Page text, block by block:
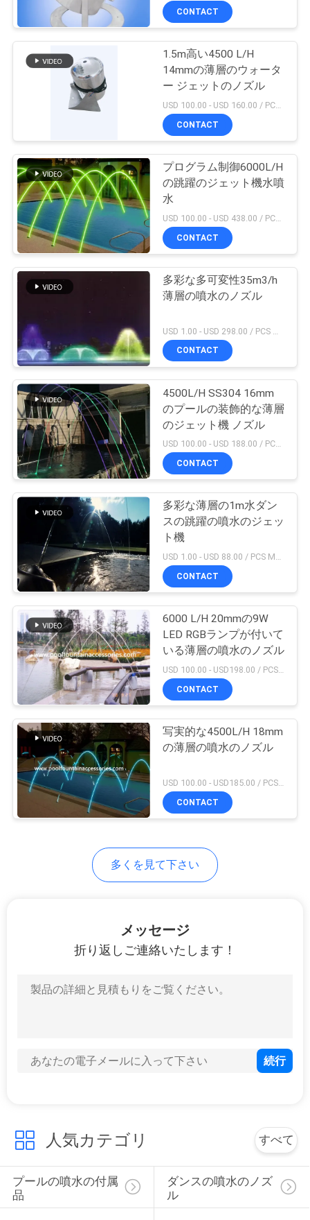
理
に
連
絡
し
な
さ
引
用
を
求
し
い
NEWS
図
PRIVACY
POLICY
音楽的な噴水のプロ
ジェクト
18
ステンレス鋼の滝
のジェット機
20
ステンレス鋼のプ
ールの梯子
19
商業プールの砂フ
ィルター
防水水中LEDライト
商業プールの付属品
プールの競争装置の
付属品
ングのキット
11
CONTACT
1.5m高い4500 L/H
14mmの薄層のウォータ
ー ジェットのノズル
CONTACT
プログラム制御6000L/H
の跳躍のジェット機水噴
水
CONTACT
多彩な多可変性35m3/h
薄層の噴水のノズル
CONTACT
4500L/H SS304 16mm
のプールの装飾的な薄層
のジェット機 ノズル
USD 100.00 - USD 188.00 / PCS MOQ:1 PCS
CONTACT
多彩な薄層の1m水ダン
スの跳躍の噴水のジェッ
ト機
USD 1.00 - USD 88.00 / PCS MOQ:1 PCS
CONTACT
6000 L/H 20mmの9W
LED RGBランプが付いて
いる薄層の噴水のノズル
CONTACT
写実的な4500L/H 18mm
の薄層の噴水のノズル
CONTACT
多くを見て下さい
メッセージ
折り返しご連絡いたします！
人気カテゴリ すべて
プールの噴水の付属
品
ダンスの噴水のノズ
ル